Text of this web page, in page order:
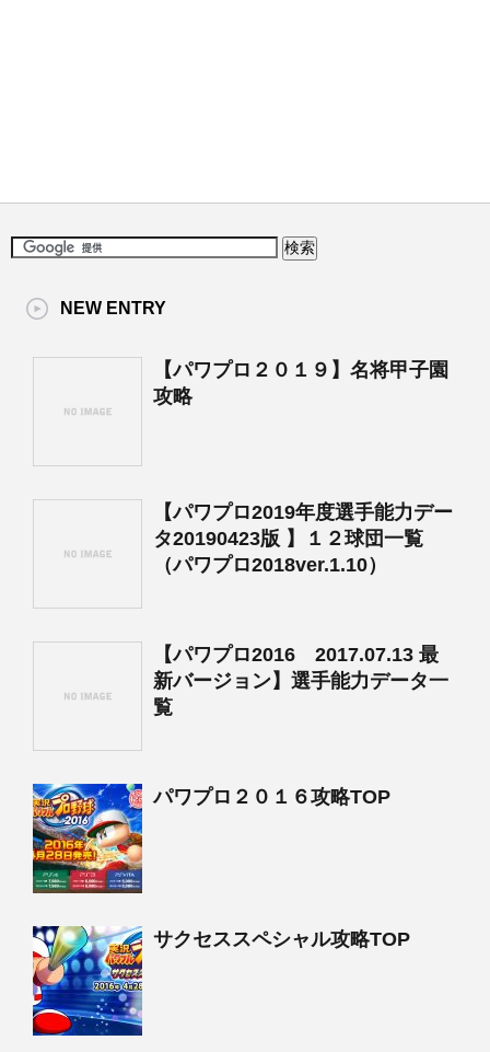
NEW ENTRY
【パワプロ２０１９】名将甲子園
攻略
【パワプロ2019年度選手能力デー
タ20190423版 】１２球団一覧
（パワプロ2018ver.1.10）
【パワプロ2016 2017.07.13 最
新バージョン】選手能力データ一
覧
パワプロ２０１６攻略TOP
サクセススペシャル攻略TOP